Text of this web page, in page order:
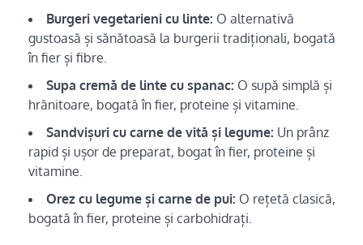
Burgeri vegetarieni cu linte: O alternativă
gustoasă și sănătoasă la burgerii tradiționali, bogată
în fier și fibre.
Supa cremă de linte cu spanac: O supă simplă și
hrănitoare, bogată în fier, proteine ​​și vitamine.
Sandvișuri cu carne de vită și legume: Un prânz
rapid și ușor de preparat, bogat în fier, proteine ​​și
vitamine.
Orez cu legume și carne de pui: O rețetă clasică,
bogată în fier, proteine ​​și carbohidrați.